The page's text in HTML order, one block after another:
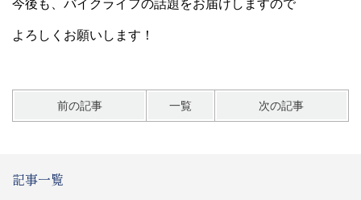
今後も、バイクライフの話題をお届けしますので
よろしくお願いします！
前の記事 一覧 次の記事
記事一覧